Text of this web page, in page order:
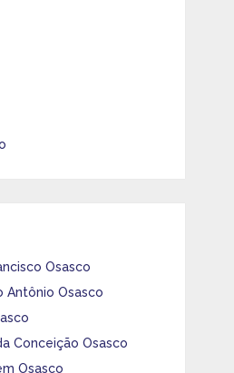
Osasco
Antônio Osasco
Conceição Osasco
Osasco